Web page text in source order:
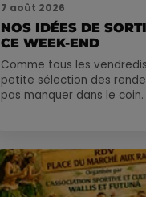
7 août 2026
NOS IDÉES DE
CE WEEK-END
Comme tous les
petite sélection des
pas manquer dans le